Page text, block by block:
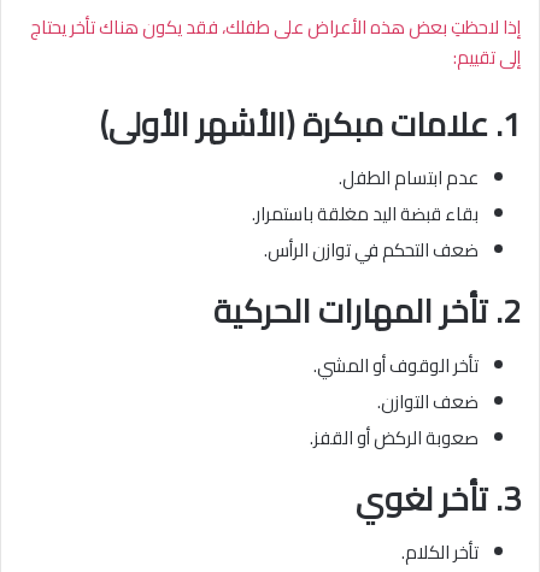
إذا لاحظتِ بعض هذه الأعراض على طفلك، فقد يكون هناك تأخر يحتاج
إلى تقييم:
1. علامات مبكرة (الأشهر الأولى)
عدم ابتسام الطفل.
بقاء قبضة اليد مغلقة باستمرار.
ضعف التحكم في توازن الرأس.
2. تأخر المهارات الحركية
تأخر الوقوف أو المشي.
ضعف التوازن.
صعوبة الركض أو القفز.
3. تأخر لغوي
تأخر الكلام.